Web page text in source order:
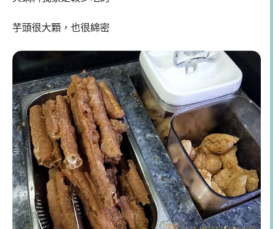
芋頭很大顆，也很綿密